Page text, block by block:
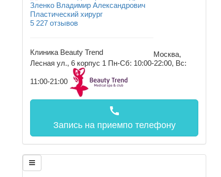
Зленко Владимир Александрович
Пластический хирург
5 227 отзывов
Клиника Beauty Trend
Москва,
Лесная ул., 6 корпус 1 Пн-Сб: 10:00-22:00, Вс:
11:00-21:00
call
Запись на приемпо телефону